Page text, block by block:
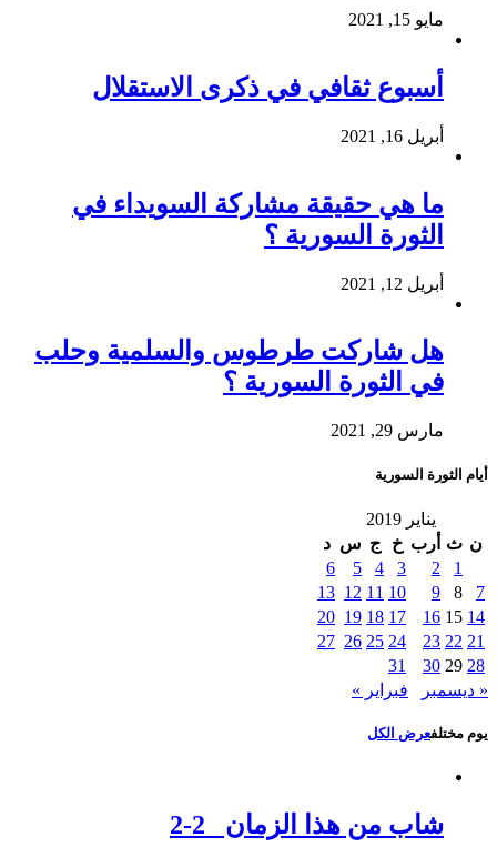
مايو 15, 2021
أسبوع ثقافي في ذكرى الاستقلال
أبريل 16, 2021
ما هي حقيقة مشاركة السويداء في
الثورة السورية ؟
أبريل 12, 2021
هل شاركت طرطوس والسلمية وحلب
في الثورة السورية ؟
مارس 29, 2021
أيام الثورة السورية
يناير 2019
ن ث أرب خ ج س د
1
2
3
4
5
6
7
8
9
10
11
12
13
14
15
16
17
18
19
20
21
22
23
24
25
26
27
28
29
30
31
« ديسمبر
فبراير »
يوم مختلفعرض الكل
شاب من هذا الزمان 2-2